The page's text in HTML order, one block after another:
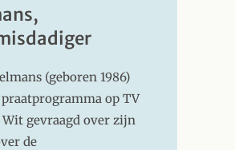
(geboren 1986)
op TV
Wit gevraagd over zijn
de